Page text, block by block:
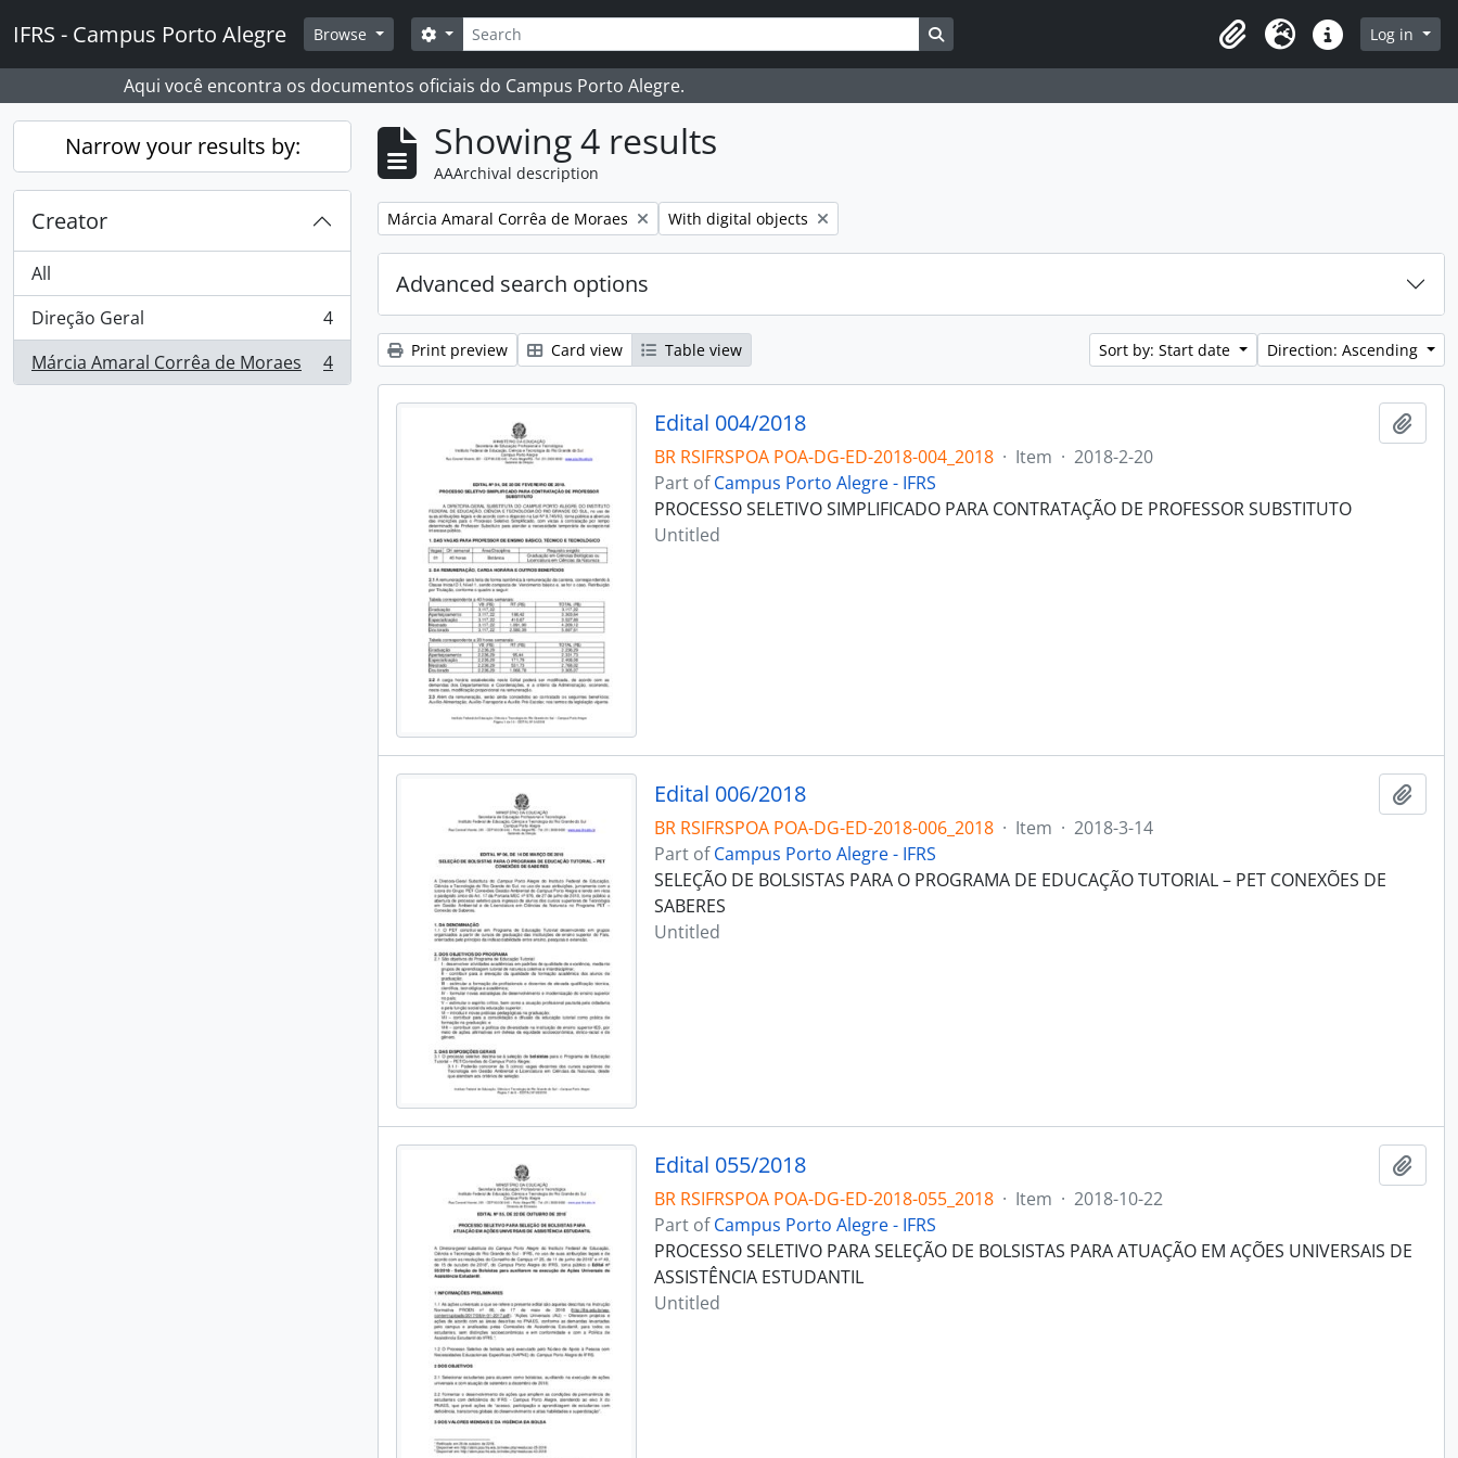
IFRS - Campus Porto Alegre Browse Search
Search options Search in browse page
ClipboardLanguageQuick linksLog in
Aqui você encontra os documentos oficiais do Campus Porto Alegre.
Narrow your results by:
Creator
All
Direção Geral
, 4 results
4
Márcia Amaral Corrêa de Moraes
, 4 results 4
Showing 4 results
AAArchival description
Remove filter:
Márcia Amaral Corrêa de Moraes Remove filter:
With digital objects
Advanced search options
Print preview Card view Table view Sort by: Start date Direction: Ascending
Edital 004/2018
BR RSIFRSPOA POA-DG-ED-2018-004_2018 · Item · 2018-2-20
Part ofCampus Porto Alegre - IFRS
PROCESSO SELETIVO SIMPLIFICADO PARA CONTRATAÇÃO DE PROFESSOR SUBSTITUTO
Untitled
Edital 006/2018
BR RSIFRSPOA POA-DG-ED-2018-006_2018 · Item · 2018-3-14
Part ofCampus Porto Alegre - IFRS
SELEÇÃO DE BOLSISTAS PARA O PROGRAMA DE EDUCAÇÃO TUTORIAL – PET CONEXÕES DE
SABERES
Untitled
Edital 055/2018
BR RSIFRSPOA POA-DG-ED-2018-055_2018 · Item · 2018-10-22
Part ofCampus Porto Alegre - IFRS
PROCESSO SELETIVO PARA SELEÇÃO DE BOLSISTAS PARA ATUAÇÃO EM AÇÕES UNIVERSAIS DE
ASSISTÊNCIA ESTUDANTIL
Untitled